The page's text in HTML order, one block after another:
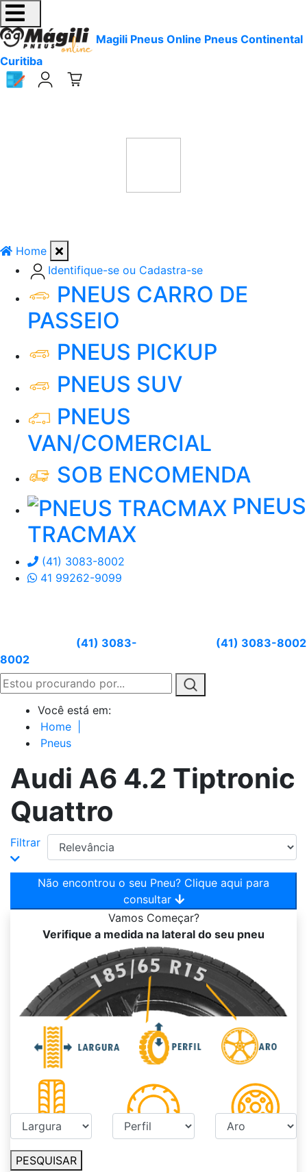
Magili Pneus Online Pneus Continental
Curitiba
Home
Identifique-se ou Cadastra-se
PNEUS CARRO DE
PASSEIO
PNEUS PICKUP
PNEUS SUV
PNEUS
VAN/COMERCIAL
SOB ENCOMENDA
PNEUS
TRACMAX
(41) 3083-8002
41 99262-9099
(41) 3083-
8002
(41) 3083-8002
Você está em:
Home
Pneus
Audi A6 4.2 Tiptronic
Quattro
Filtrar
Não encontrou o seu Pneu? Clique aqui para
consultar
Vamos Começar?
Verifique a medida na lateral do seu pneu
PESQUISAR